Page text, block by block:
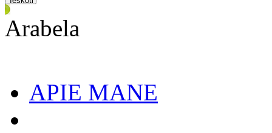
Arabela
APIE MANE